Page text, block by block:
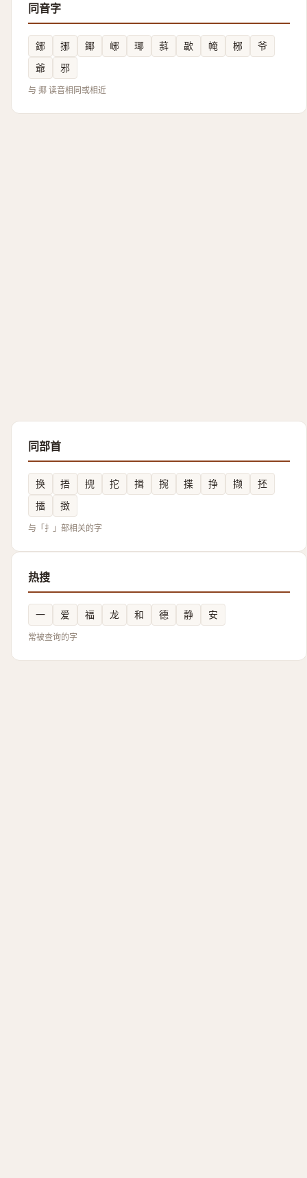
同音字
鋣 捓 鎁 峫 瑘 䔑 㱌 㡋 㭨
爷
爺
邪
与 揶 读音相同或相近
同部首
换 捂 㨮 拕 揖 捥 揲 挣 撷
抷
擂
㨖
与「扌」部相关的字
热搜
一 爱 福 龙 和 德 静 安
常被查询的字